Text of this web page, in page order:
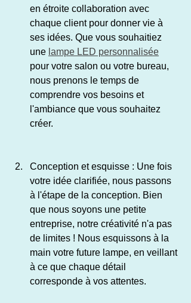
en étroite collaboration avec
chaque client pour donner vie à
ses idées. Que vous souhaitiez
une lampe LED personnalisée
pour votre salon ou votre bureau,
nous prenons le temps de
comprendre vos besoins et
l'ambiance que vous souhaitez
créer.
Conception et esquisse : Une fois
votre idée clarifiée, nous passons
à l'étape de la conception. Bien
que nous soyons une petite
entreprise, notre créativité n'a pas
de limites ! Nous esquissons à la
main votre future lampe, en veillant
à ce que chaque détail
corresponde à vos attentes.